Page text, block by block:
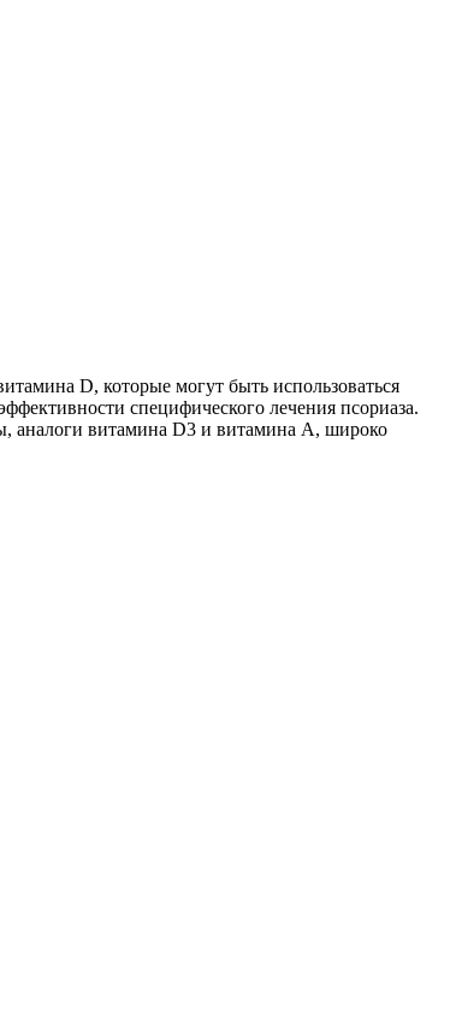
D, которые могут быть использоваться
специфического лечения псориаза.
аналоги витамина D3 и витамина А, широко